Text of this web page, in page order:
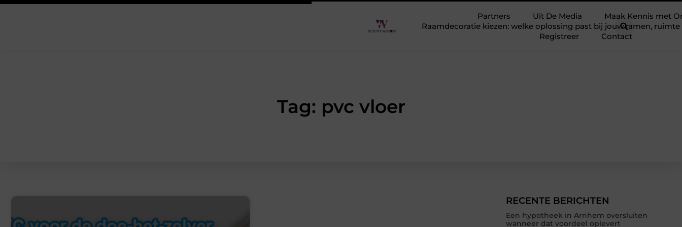
Partners Uit De Media
Maak Kennis met
Raamdecoratie kiezen: welke oplossing past bij jouw ramen,
Registreer
Contact
Tag: pvc vloer
RECENTE BERICHTEN
Een hypotheek in Arnhem oversluiten
wanneer dat voordeel oplevert